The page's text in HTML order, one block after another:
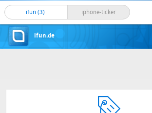
ifun (3) iphone-ticker
ifun.de